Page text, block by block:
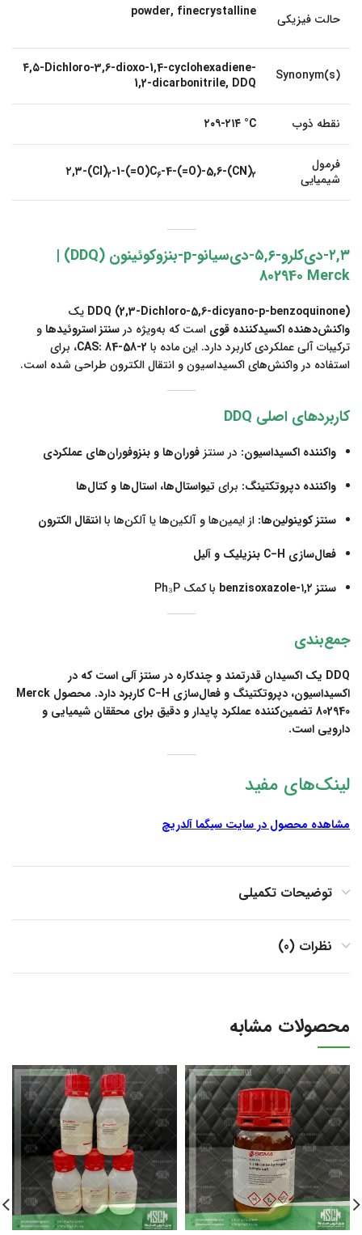
حالت فیزیکی powder, finecrystalline
Synonym(s)
۴,۵-Dichloro-3,6-dioxo-1,4-cyclohexadiene-
1,2-dicarbonitrile, DDQ
نقطه ذوب ۲۰۹-۲۱۴ °C
فرمول
شیمیایی
۲,۳-(Cl)2-1-(=O)C6-4-(=O)-5,6-(CN)2
۲,۳-دی‌کلرو-۵,۶-دی‌سیانو-p-بنزوکوئینون (DDQ) |
802940 Merck
DDQ (2,3-Dichloro-5,6-dicyano-p-benzoquinone) یک
واکنش‌دهنده اکسیدکننده قوی است که به‌ویژه در سنتز استروئیدها و
ترکیبات آلی عملکردی کاربرد دارد. این ماده با CAS: 84-58-2، برای
استفاده در واکنش‌های اکسیداسیون و انتقال الکترون طراحی شده است.
کاربردهای اصلی DDQ
واکننده اکسیداسیون: در سنتز فوران‌ها و بنزوفوران‌های عملکردی
واکننده دپروتکتینگ: برای تیواستال‌ها، استال‌ها و کتال‌ها
سنتز کوینولین‌ها: از ایمین‌ها و آلکین‌ها یا آلکن‌ها باانتقال الکترون
فعال‌سازی C−H بنزیلیک و آلیل
سنتز ۱,۲-benzisoxazole
با کمک Ph₃P
جمع‌بندی
DDQ یک اکسیدان قدرتمند و چندکاره در سنتز آلی است که در
اکسیداسیون، دپروتکتینگ و فعال‌سازی C−H کاربرد دارد. محصول Merck
802940 تضمین‌کننده عملکرد پایدار و دقیق برای محققان شیمیایی و
دارویی است.
لینک‌های مفید
مشاهده محصول در سایت سیگما آلدریچ
توضیحات تکمیلی
نظرات (0)
محصولات مشابه